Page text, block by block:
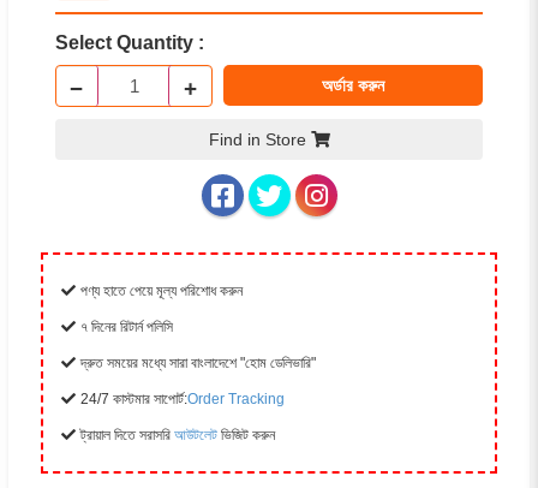
Select Quantity :
− + অর্ডার করুন
Find in Store
পণ্য হাতে পেয়ে মূল্য পরিশোধ করুন
৭ দিনের রিটার্ন পলিসি
দ্রুত সময়ের মধ্যে সারা বাংলাদেশে "হোম ডেলিভারি"
24/7 কাস্টমার সাপোর্ট:Order Tracking
ট্রায়াল দিতে সরাসরি আউটলেট ভিজিট করুন